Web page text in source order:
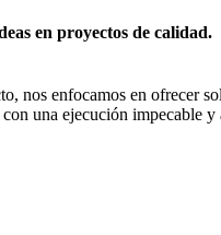
en proyectos de calidad.
nos enfocamos en ofrecer
una ejecución impecable y